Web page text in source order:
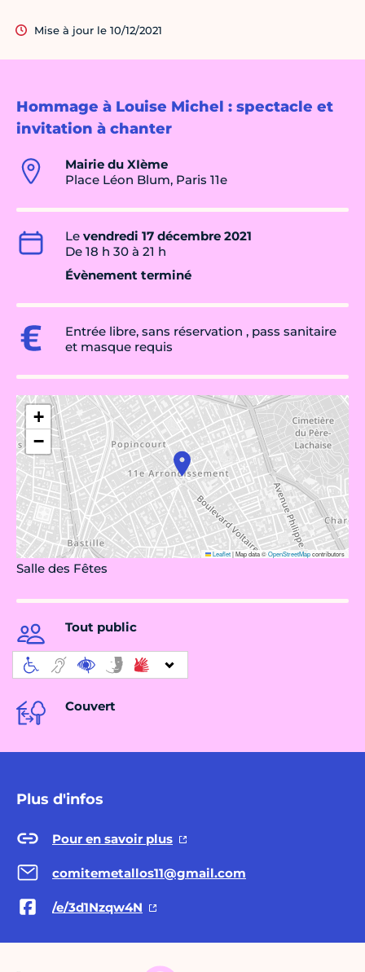
Hommage à Louise Michel : spectacle et
invitation à chanter
Mairie du XIème
Place Léon Blum, Paris 11e
Le vendredi 17 décembre 2021
De 18 h 30 à 21 h
Évènement terminé
Entrée libre, sans réservation , pass sanitaire
et masque requis
+
−
Leaflet|Map data ©OpenStreetMapcontributors
Salle des Fêtes
Tout public
Couvert
Plus d'infos
Pour en savoir plus
comitemetallos11@gmail.com
/e/3d1Nzqw4N
Mise à jour le 10/12/2021